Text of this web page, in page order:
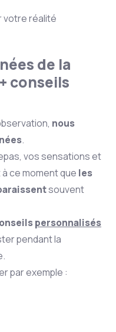
votre réalité
de la
conseils
nous
.
vos sensations et
ce moment que les
souvent
personnalisés
pendant la
par exemple :